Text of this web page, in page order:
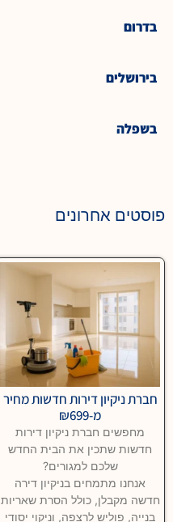
בדרום
בירושלים
בשפלה
פוסטים אחרונים
חברת ניקיון דירות חדשות מחיר
מ-₪699
מחפשים חברת ניקיון דירות
חדשות שתכין את הבית החדש
שלכם למגורים?
אנחנו מתמחים בניקיון דירה
חדשה מקבלן, כולל הסרת שאריות
בנייה, פוליש לרצפה, וניקוי יסודי